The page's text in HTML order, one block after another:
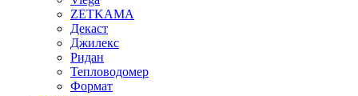
ZETKAMA
Декаст
Джилекс
Ридан
Тепловодомер
Формат